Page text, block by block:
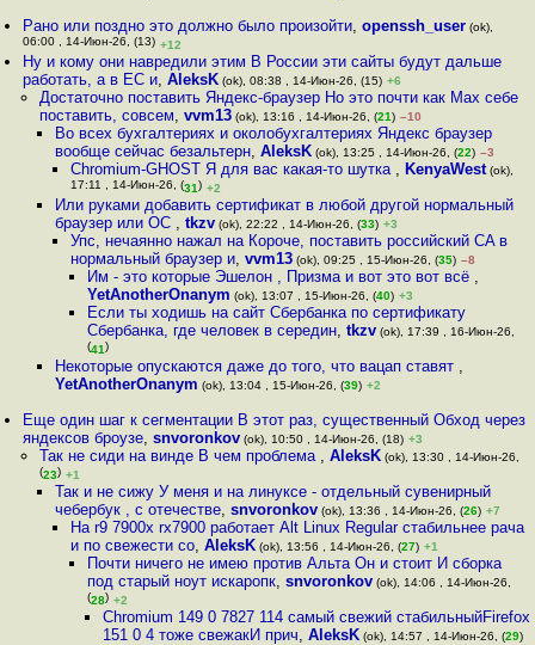
Рано или поздно это должно было произойти,openssh_user (ok),
06:00 , 14-Июн-26, (13) +12
Ну и кому они навредили этим В России эти сайты будут дальше
работать, а в ЕС и,AleksK (ok), 08:38 , 14-Июн-26, (15) +6
Достаточно поставить Яндекс-браузер Но это почти как Мах себе
поставить, совсем, vvm13(ok), 13:16 , 14-Июн-26, (21) –10
Во всех бухгалтериях и околобухгалтериях Яндекс браузер
вообще сейчас безальтерн, AleksK(ok), 13:25 , 14-Июн-26, (22) –3
Chromium-GHOST Я для вас какая-то шутка , KenyaWest (ok),
17:11 , 14-Июн-26, (31) +2
Или руками добавить сертификат в любой другой нормальный
браузер или ОС , tkzv(ok), 22:22 , 14-Июн-26, (33) +3
Упс, нечаянно нажал на Короче, поставить российский CA в
нормальный браузер и,vvm13 (ok), 09:25 , 15-Июн-26, (35) –8
Им - это которые Эшелон , Призма и вот это вот всё ,
YetAnotherOnanym (ok), 13:07 , 15-Июн-26, (40) +3
Если ты ходишь на сайт Сбербанка по сертификату
Сбербанка, где человек в середин, tkzv(ok), 17:39 , 16-Июн-26,
(41)
Некоторые опускаются даже до того, что вацап ставят ,
YetAnotherOnanym (ok), 13:04 , 15-Июн-26, (39) +2
Еще один шаг к сегментации В этот раз, существенный Обход через
яндексов броузе,snvoronkov (ok), 10:50 , 14-Июн-26, (18) +3
Так не сиди на винде В чем проблема , AleksK(ok), 13:30 , 14-Июн-26,
(23) +1
Так и не сижу У меня и на линуксе - отдельный сувенирный
чебербук , с отечестве, snvoronkov(ok), 13:36 , 14-Июн-26, (26) +7
На r9 7900x rx7900 работает Alt Linux Regular стабильнее рача
и по свежести со,AleksK (ok), 13:56 , 14-Июн-26, (27) +1
Почти ничего не имею против Альта Он и стоит И сборка
под старый ноут искаропк, snvoronkov(ok), 14:06 , 14-Июн-26,
(28) +2
Chromium 149 0 7827 114 самый свежий стабильныйFirefox
151 0 4 тоже свежакИ прич, AleksK(ok), 14:57 , 14-Июн-26, (29)